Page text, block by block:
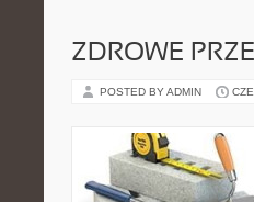
ZDROWE
POSTED BY ADMIN